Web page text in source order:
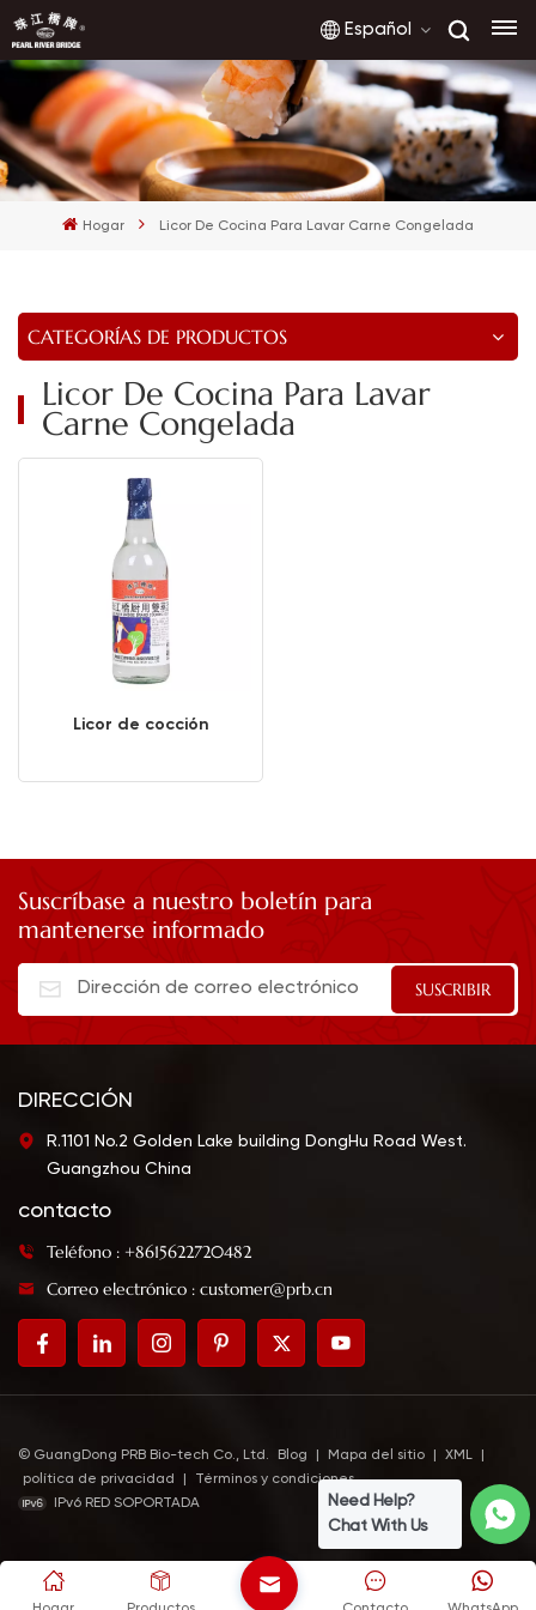
Español
English
français
Hogar Licor De Cocina Para Lavar Carne Congelada
CATEGORÍAS DE PRODUCTOS
Licor De Cocina Para Lavar
Carne Congelada
Licor de cocción
Suscríbase a nuestro boletín para
mantenerse informado
DIRECCIÓN
R.1101 No.2 Golden Lake building DongHu Road West.
Guangzhou China
contacto
Teléfono : +8615622720482
Correo electrónico : customer@prb.cn
© GuangDong PRB Bio-tech Co., Ltd. Blog Mapa del sitio XML
política de privacidad
Términos y condiciones
IPv6 RED SOPORTADA
Need Help?
Chat With Us